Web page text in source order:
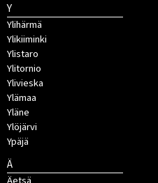
Y
Ylihärmä
Ylikiiminki
Ylistaro
Ylitornio
Ylivieska
Ylämaa
Yläne
Ylöjärvi
Ypäjä
Ä